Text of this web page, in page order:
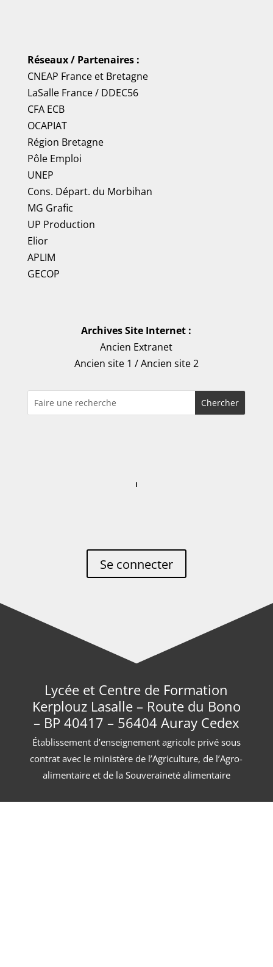
Réseaux / Partenaires :
CNEAP Franceet Bretagne
LaSalle France/ DDEC56
CFA ECB
OCAPIAT
Région Bretagne
Pôle Emploi
UNEP
Cons. Départ. du Morbihan
MG Grafic
UP Production
Elior
APLIM
GECOP
Archives Site Internet :
Ancien Extranet
Ancien site 1 /Ancien site 2
Se connecter
Lycée et Centre de Formation
Kerplouz Lasalle – Route du Bono
– BP 40417 – 56404 Auray Cedex
Établissement d’enseignement agricole privé sous
contrat avec le ministère de l’Agriculture, de l’Agro-
alimentaire et de la Souveraineté alimentaire